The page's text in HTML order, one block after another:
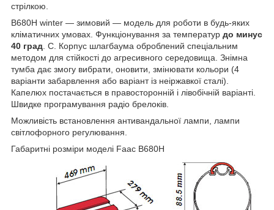
стрілкою.
B680H winter — зимовий — модель для роботи в будь-яких
кліматичних умовах. Функціонування за температур до минус
40 град . С. Корпус шлагбаума оброблений спеціальним
методом для стійкості до агресивного середовища. Знімна
тумба дає змогу вибрати, оновити, змінювати кольори (4
варіанти забарвлення або варіант із неіржавкої сталі).
Капелюх постачається в правосторонній і лівобічній варіанті.
Швидке програмування радіо брелоків.
Можливість встановлення антивандальної лампи, лампи
світлофорного регулювання.
Габаритні розміри моделі Faac B680H